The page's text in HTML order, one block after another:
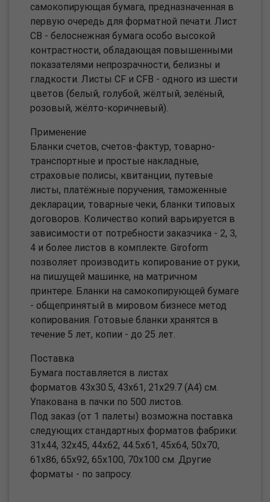
самокопирующая бумага, предназначенная в
первую очередь для форматной печати. Лист
CB - белоснежная бумага особо высокой
контрастности, обладающая повышенными
показателями непрозрачности, белизны и
гладкости. Листы CF и CFB - одного из шести
цветов (белый, голубой, жёлтый, зелёный,
розовый, жёлто-коричневый).
Применение
Бланки счетов, счетов-фактур, товарно-
транспортные и простые накладные,
страховые полисы, квитанции, путевые
листы, платёжные поручения, таможенные
декларации, товарные чеки, бланки типовых
договоров. Количество копий варьируется в
зависимости от потребности заказчика - 2, 3,
4 и более листов в комплекте. Giroform
позволяет производить копирование от руки,
на пишущей машинке, на матричном
принтере. Бланки на самокопирующей бумаге
- общепринятый в мировом бизнесе метод
копирования. Готовые бланки хранятся в
течение 5 лет, копии - до 25 лет.
Поставка
Бумага поставляется в листах
форматов 43х30.5, 43х61, 21х29.7 (А4) см.
Упакована в пачки по 500 листов.
Под заказ (от 1 палеты) возможна поставка
следующих стандартных форматов фабрики:
31х44, 32х45, 44х62, 44.5х61, 45х64, 50х70,
61х86, 65х92, 65х100, 70х100 см. Другие
форматы - по запросу.